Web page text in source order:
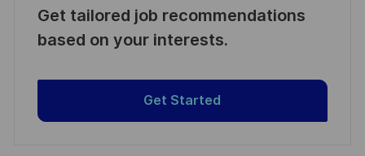
Get tailored job recommendations
based on your interests.
Get Started